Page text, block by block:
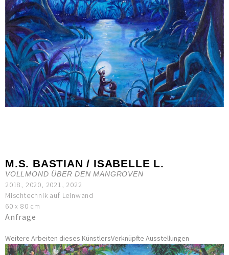
M.S. BASTIAN / ISABELLE L.
VOLLMOND ÜBER DEN MANGROVEN
2018, 2020, 2021, 2022
Mischtechnik auf Leinwand
60 x 80 cm
Anfrage
Weitere Arbeiten dieses KünstlersVerknüpfte Ausstellungen